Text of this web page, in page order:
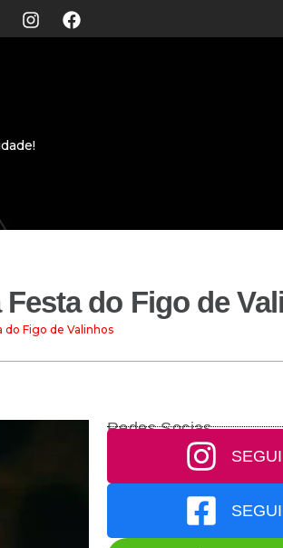
do Figo de
do Figo de Valinhos
Redes Socias